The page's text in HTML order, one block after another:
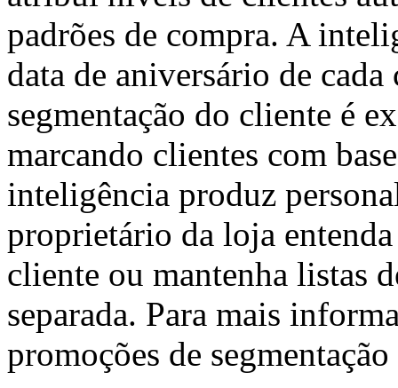
padrões de compra. A
data de aniversário de
segmentação do cliente é
marcando clientes com
inteligência produz
proprietário da loja
cliente ou mantenha listas
separada. Para mais
promoções de